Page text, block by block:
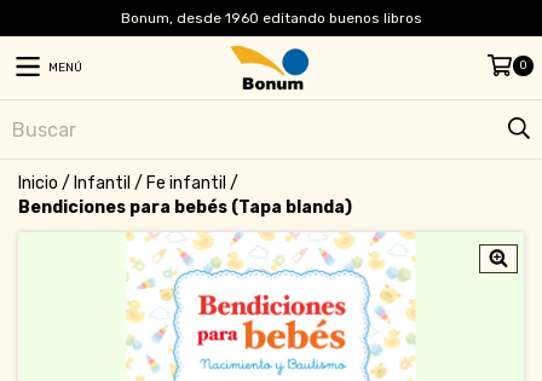
Bonum, desde 1960 editando buenos libros
MENÚ 0
Inicio / Infantil / Fe infantil /
Bendiciones para bebés (Tapa blanda)